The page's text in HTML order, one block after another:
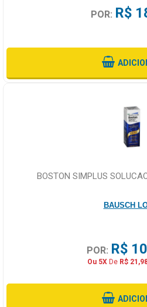
POR: R$
BOSTON SIMPLUS
BAUSCH
POR: R$
Ou 5XDe R$